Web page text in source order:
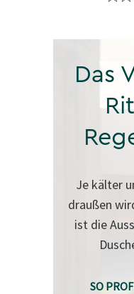
Das
Je kälter
draußen
ist die
SO